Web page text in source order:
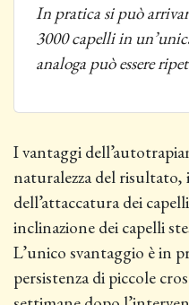
In pratica si può
3000 capelli in
analoga può essere
I vantaggi
naturalezza del
dell’attaccatura dei
inclinazione dei capelli
L’unico svantaggio è in
persistenza di piccole